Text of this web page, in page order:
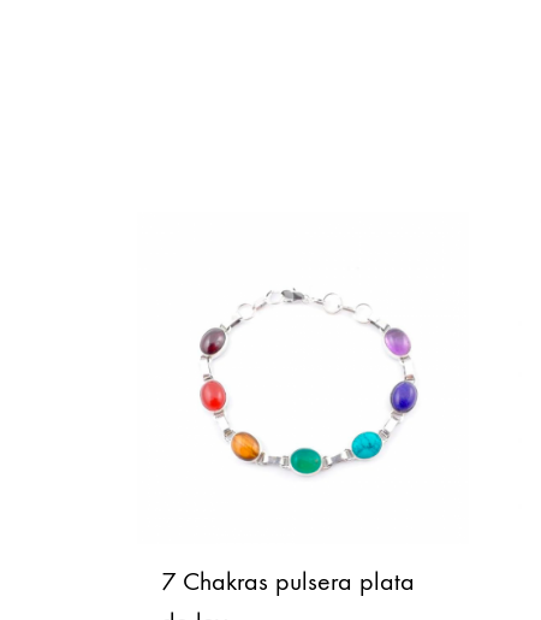
7 Chakras pulsera plata